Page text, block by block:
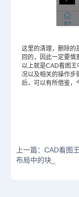
这里的清理，删除的
回的，因此一定要慎
以上就是CAD看图
况以及相关的操作步
后，可以有所借鉴，
上一篇：CAD看图
布局中的块_